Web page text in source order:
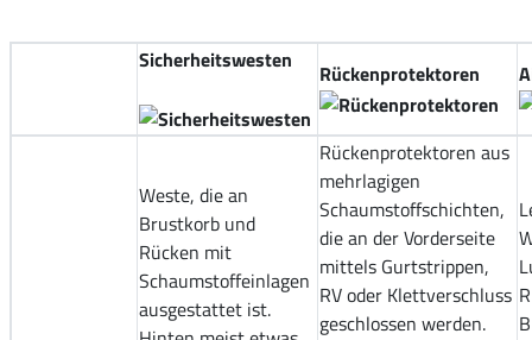
Sicherheitswesten Rückenprotektoren
Weste, die an
Brustkorb und
Rücken mit
Schaumstoffeinlagen
ausgestattet ist.
Rückenprotektoren aus
mehrlagigen
Schaumstoffschichten,
die an der Vorderseite
mittels Gurtstrippen,
RV oder Klettverschluss
geschlossen werden.